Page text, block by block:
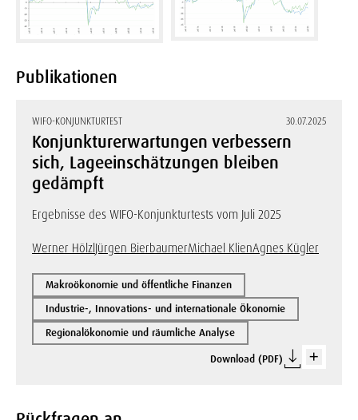
Publikationen
WIFO-KONJUNKTURTEST 30.07.2025
Konjunkturerwartungen verbessern
sich, Lageeinschätzungen bleiben
gedämpft
Ergebnisse des WIFO-Konjunkturtests vom Juli 2025
Werner HölzlJürgen BierbaumerMichael KlienAgnes Kügler
Makroökonomie und öffentliche Finanzen
Industrie-, Innovations- und internationale Ökonomie
Regionalökonomie und räumliche Analyse
Download (PDF)